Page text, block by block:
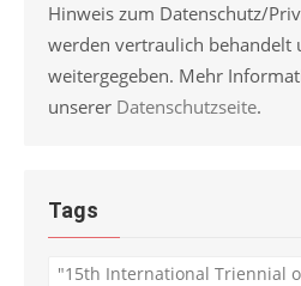
Hinweis zum Datenschutz/
werden vertraulich behandelt
weitergegeben. Mehr
unserer Datenschutzseite.
Tags
"15th International Triennial